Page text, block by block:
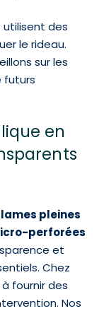
utilisent des
le rideau.
sur les
futurs
en
pleines
perforées
et
Chez
fournir des
Nos